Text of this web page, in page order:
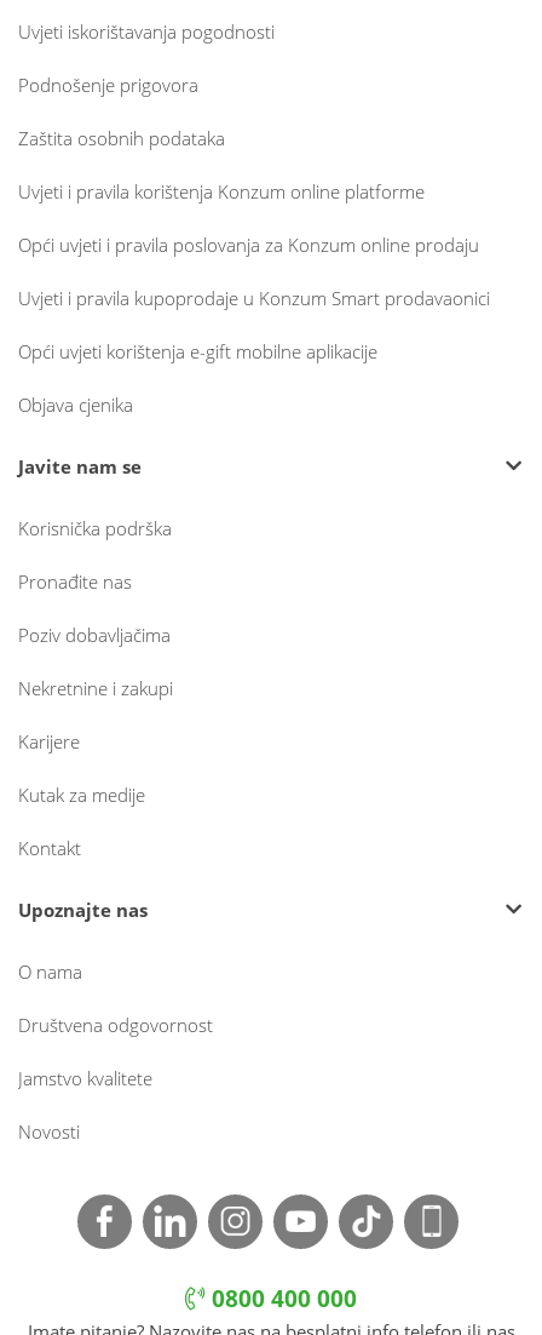
Uvjeti iskorištavanja pogodnosti
Podnošenje prigovora
Zaštita osobnih podataka
Uvjeti i pravila korištenja Konzum online platforme
Opći uvjeti i pravila poslovanja za Konzum online prodaju
Uvjeti i pravila kupoprodaje u Konzum Smart prodavaonici
Opći uvjeti korištenja e-gift mobilne aplikacije
Objava cjenika
Javite nam se
Korisnička podrška
Pronađite nas
Poziv dobavljačima
Nekretnine i zakupi
Karijere
Kutak za medije
Kontakt
Upoznajte nas
O nama
Društvena odgovornost
Jamstvo kvalitete
Novosti
0800 400 000